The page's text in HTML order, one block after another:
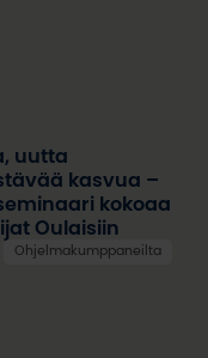
uutta
kasvua –
kokoaa
Oulaisiin
Ohjelmakumppaneilta